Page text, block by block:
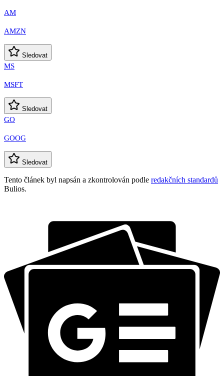
AM
AMZN
Sledovat
MS
MSFT
Sledovat
GO
GOOG
Sledovat
Tento článek byl napsán a zkontrolován podle redakčních standardů
Bulios.